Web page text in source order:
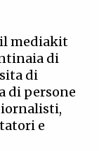
il mediakit
di
di
di persone
e